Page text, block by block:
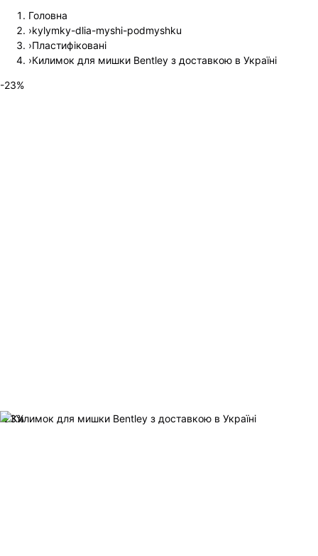
Головна
›kylymky-dlia-myshi-podmyshku
›Пластифіковані
›Килимок для мишки Bentley з доставкою в Україні
-23%
-23%